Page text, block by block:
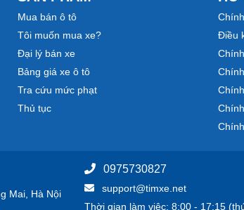
Mua bán ô tô
Tôi muốn mua xe?
Đại lý bán xe
Bảng giá xe ô tô
Tra cứu mức phạt
Thủ tục
Điều
Mai, Hà Nội
0975730827
support@timxe.net
Thời gian làm việc: 8:00 - 17:15